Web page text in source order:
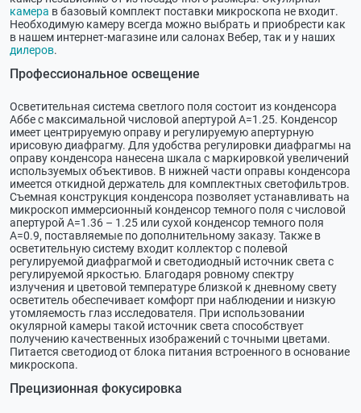
камера в базовый комплект поставки микроскопа не входит.
Необходимую камеру всегда можно выбрать и приобрести как
в нашем интернет-магазине или салонах Вебер, так и у наших
дилеров.
Профессиональное освещение
Осветительная система светлого поля состоит из конденсора
Аббе с максимальной числовой апертурой А=1.25. Конденсор
имеет центрируемую оправу и регулируемую апертурную
ирисовую диафрагму. Для удобства регулировки диафрагмы на
оправу конденсора нанесена шкала с маркировкой увеличений
используемых объективов. В нижней части оправы конденсора
имеется откидной держатель для комплектных светофильтров.
Съемная конструкция конденсора позволяет устанавливать на
микроскоп иммерсионный конденсор темного поля с числовой
апертурой А=1.36 – 1.25 или сухой конденсор темного поля
А=0.9, поставляемые по дополнительному заказу. Также в
осветительную систему входит коллектор с полевой
регулируемой диафрагмой и светодиодный источник света с
регулируемой яркостью. Благодаря ровному спектру
излучения и цветовой температуре близкой к дневному свету
осветитель обеспечивает комфорт при наблюдении и низкую
утомляемость глаз исследователя. При использовании
окулярной камеры такой источник света способствует
получению качественных изображений с точными цветами.
Питается светодиод от блока питания встроенного в основание
микроскопа.
Прецизионная фокусировка